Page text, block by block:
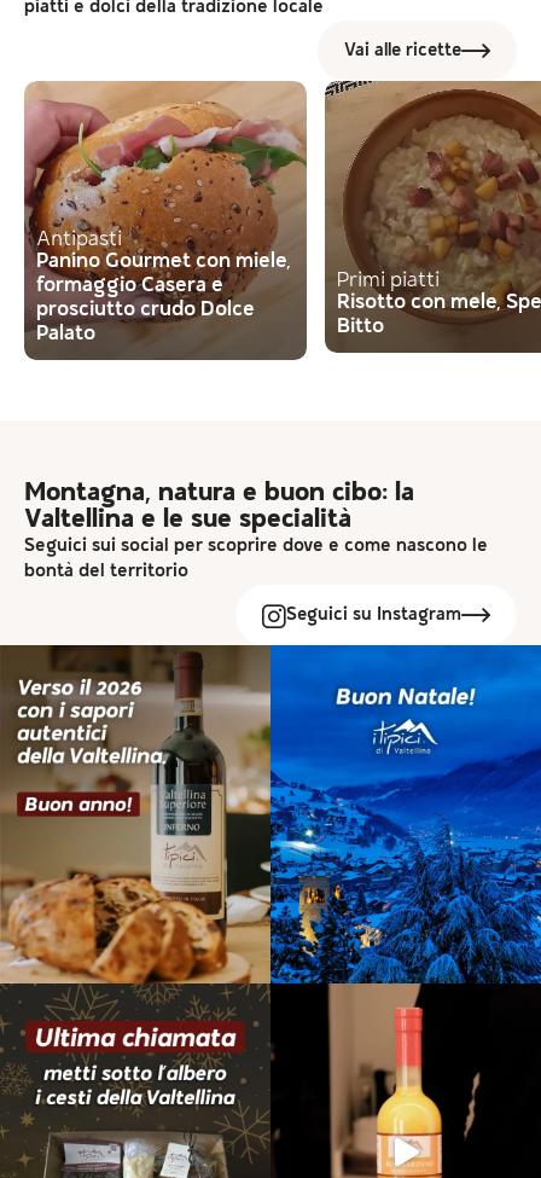
piatti e dolci della tradizione locale
Vai alle ricette
Antipasti
Panino Gourmet con miele,
formaggio Casera e
prosciutto crudo Dolce
Palato
Primi piatti
Risotto con mele,
Bitto
Montagna, natura e buon cibo: la
Valtellina e le sue specialità
Seguici sui social per scoprire dove e come nascono le
bontà del territorio
Seguici su Instagram